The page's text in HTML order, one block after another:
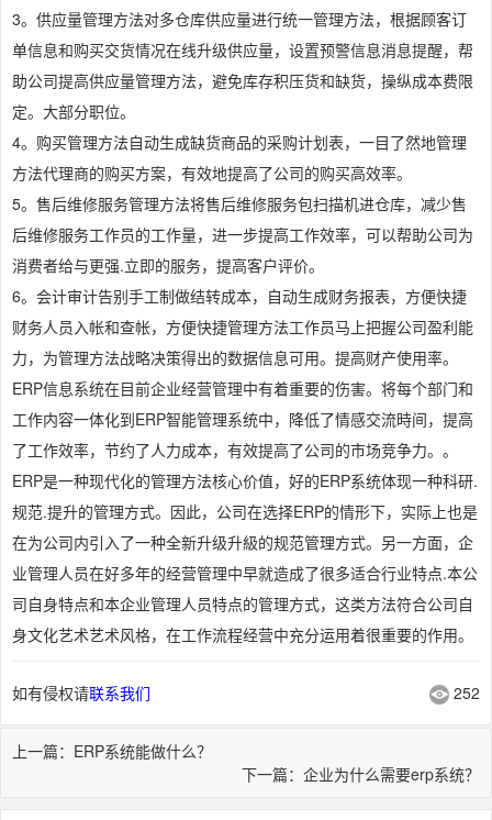
3。供应量管理方法对多仓库供应量进行统一管理方法，根据顾客订
单信息和购买交货情况在线升级供应量，设置预警信息消息提醒，帮
助公司提高供应量管理方法，避免库存积压货和缺货，操纵成本费限
定。大部分职位。
4。购买管理方法自动生成缺货商品的采购计划表，一目了然地管理
方法代理商的购买方案，有效地提高了公司的购买高效率。
5。售后维修服务管理方法将售后维修服务包扫描机进仓库，减少售
后维修服务工作员的工作量，进一步提高工作效率，可以帮助公司为
消费者给与更强.立即的服务，提高客户评价。
6。会计审计告别手工制做结转成本，自动生成财务报表，方便快捷
财务人员入帐和查帐，方便快捷管理方法工作员马上把握公司盈利能
力，为管理方法战略决策得出的数据信息可用。提高财产使用率。
ERP信息系统在目前企业经营管理中有着重要的伤害。将每个部门和
工作内容一体化到ERP智能管理系统中，降低了情感交流時间，提高
了工作效率，节约了人力成本，有效提高了公司的市场竞争力。。
ERP是一种现代化的管理方法核心价值，好的ERP系统体现一种科研.
规范.提升的管理方式。因此，公司在选择ERP的情形下，实际上也是
在为公司内引入了一种全新升级升級的规范管理方式。另一方面，企
业管理人员在好多年的经营管理中早就造成了很多适合行业特点.本公
司自身特点和本企业管理人员特点的管理方式，这类方法符合公司自
身文化艺术艺术风格，在工作流程经营中充分运用着很重要的作用。
如有侵权请联系我们 252
上一篇：ERP系统能做什么？
下一篇：企业为什么需要erp系统？